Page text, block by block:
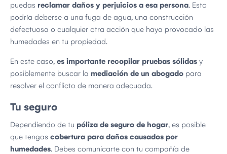
puedas reclamar daños y perjuicios a esa persona. Esto
podría deberse a una fuga de agua, una construcción
defectuosa o cualquier otra acción que haya provocado las
humedades en tu propiedad.
En este caso, es importante recopilar pruebas sólidas y
posiblemente buscar la mediación de un abogado para
resolver el conflicto de manera adecuada.
Tu seguro
Dependiendo de tu póliza de seguro de hogar, es posible
que tengas cobertura para daños causados por
humedades. Debes comunicarte con tu compañía de